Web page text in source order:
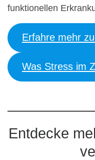
funktionellen
Erfahre mehr
Was Stress im
Entdecke